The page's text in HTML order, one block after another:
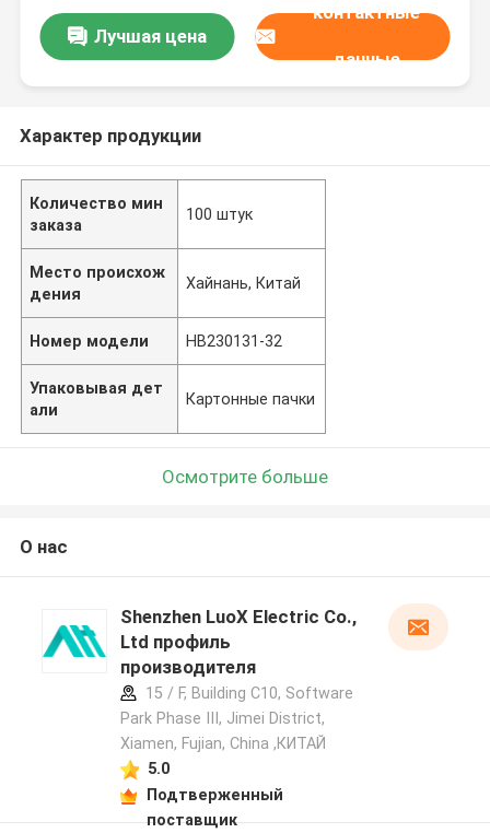
Лучшая цена
контактные
данные
Характер продукции
Количество мин
заказа
100 штук
Место происхож
дения
Хайнань, Китай
Номер модели HB230131-32
Упаковывая дет
али
Картонные пачки
Осмотрите больше
О нас
Shenzhen LuoX Electric Co.,
Ltd профиль
производителя
15 / F, Building C10, Software
Park Phase III, Jimei District,
Xiamen, Fujian, China ,КИТАЙ
5.0
Подтверженный
поставщик